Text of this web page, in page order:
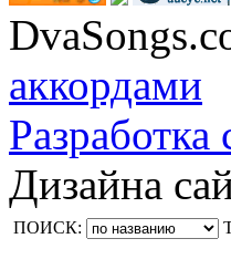
аккордами
Дизайна
ПОИСК: